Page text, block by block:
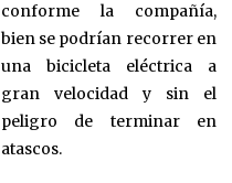
conforme la compañía,
bien se podrían recorrer en
una bicicleta eléctrica a
gran velocidad y sin el
peligro de terminar en
atascos.